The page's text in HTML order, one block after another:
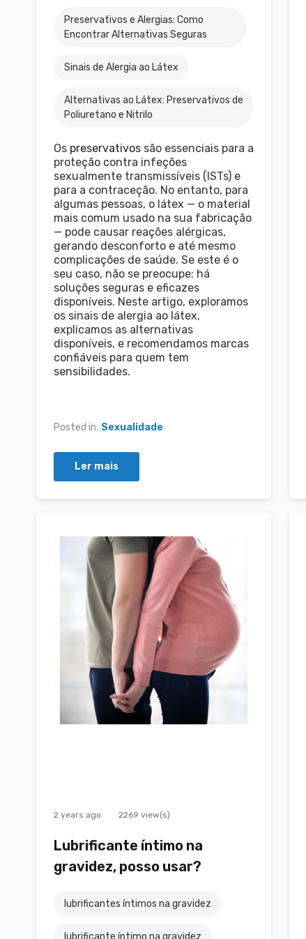
Preservativos e Alergias: Como
Encontrar Alternativas Seguras
Sinais de Alergia ao Látex
Alternativas ao Látex: Preservativos de
Poliuretano e Nitrilo
Os preservativos são essenciais para a
proteção contra infeções
sexualmente transmissíveis (ISTs) e
para a contraceção. No entanto, para
algumas pessoas, o látex — o material
mais comum usado na sua fabricação
— pode causar reações alérgicas,
gerando desconforto e até mesmo
complicações de saúde. Se este é o
seu caso, não se preocupe: há
soluções seguras e eficazes
disponíveis. Neste artigo, exploramos
os sinais de alergia ao látex,
explicamos as alternativas
disponíveis, e recomendamos marcas
confiáveis para quem tem
sensibilidades.
Posted in: Sexualidade
Ler mais
2 years ago 2269 view(s)
Lubrificante íntimo na
gravidez, posso usar?
lubrificantes íntimos na gravidez
lubrificante íntimo na gravidez